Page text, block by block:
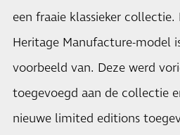
een fraaie klassieker
Heritage Manufacture-model
voorbeeld van. Deze werd
toegevoegd aan de collectie
nieuwe limited editions